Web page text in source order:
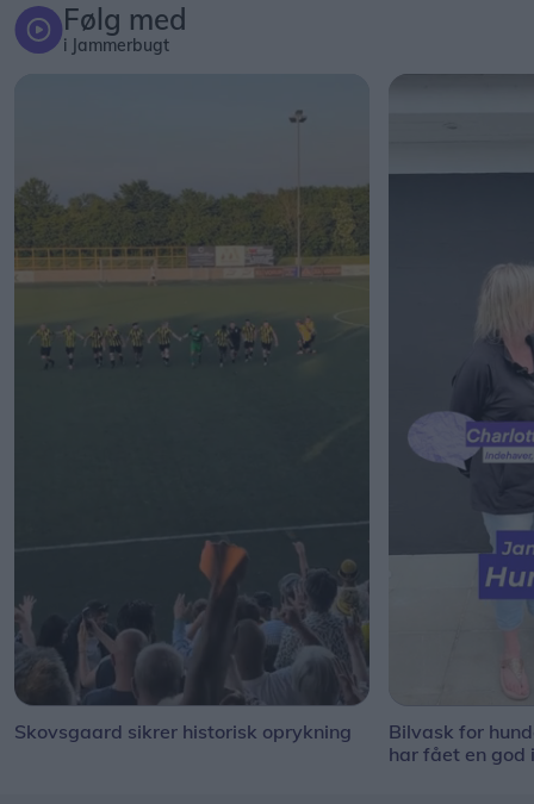
Følg med
i Jammerbugt
Skovsgaard sikrer historisk oprykning
Bilvask for
har fået en god